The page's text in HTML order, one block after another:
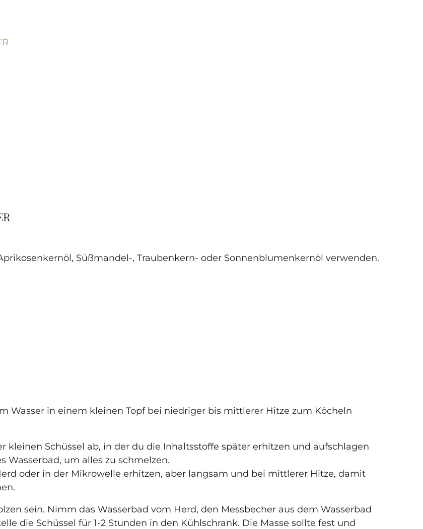
Süßmandel-, Traubenkern- oder Sonnenblumenkernöl verwenden.
Wasser in einem kleinen Topf bei niedriger bis mittlerer Hitze zum Köcheln
kleinen Schüssel ab, in der du die Inhaltsstoffe später erhitzen und aufschlagen
Wasserbad, um alles zu schmelzen.
oder in der Mikrowelle erhitzen, aber langsam und bei mittlerer Hitze, damit
sein. Nimm das Wasserbad vom Herd, den Messbecher aus dem Wasserbad
die Schüssel für 1-2 Stunden in den Kühlschrank. Die Masse sollte fest und